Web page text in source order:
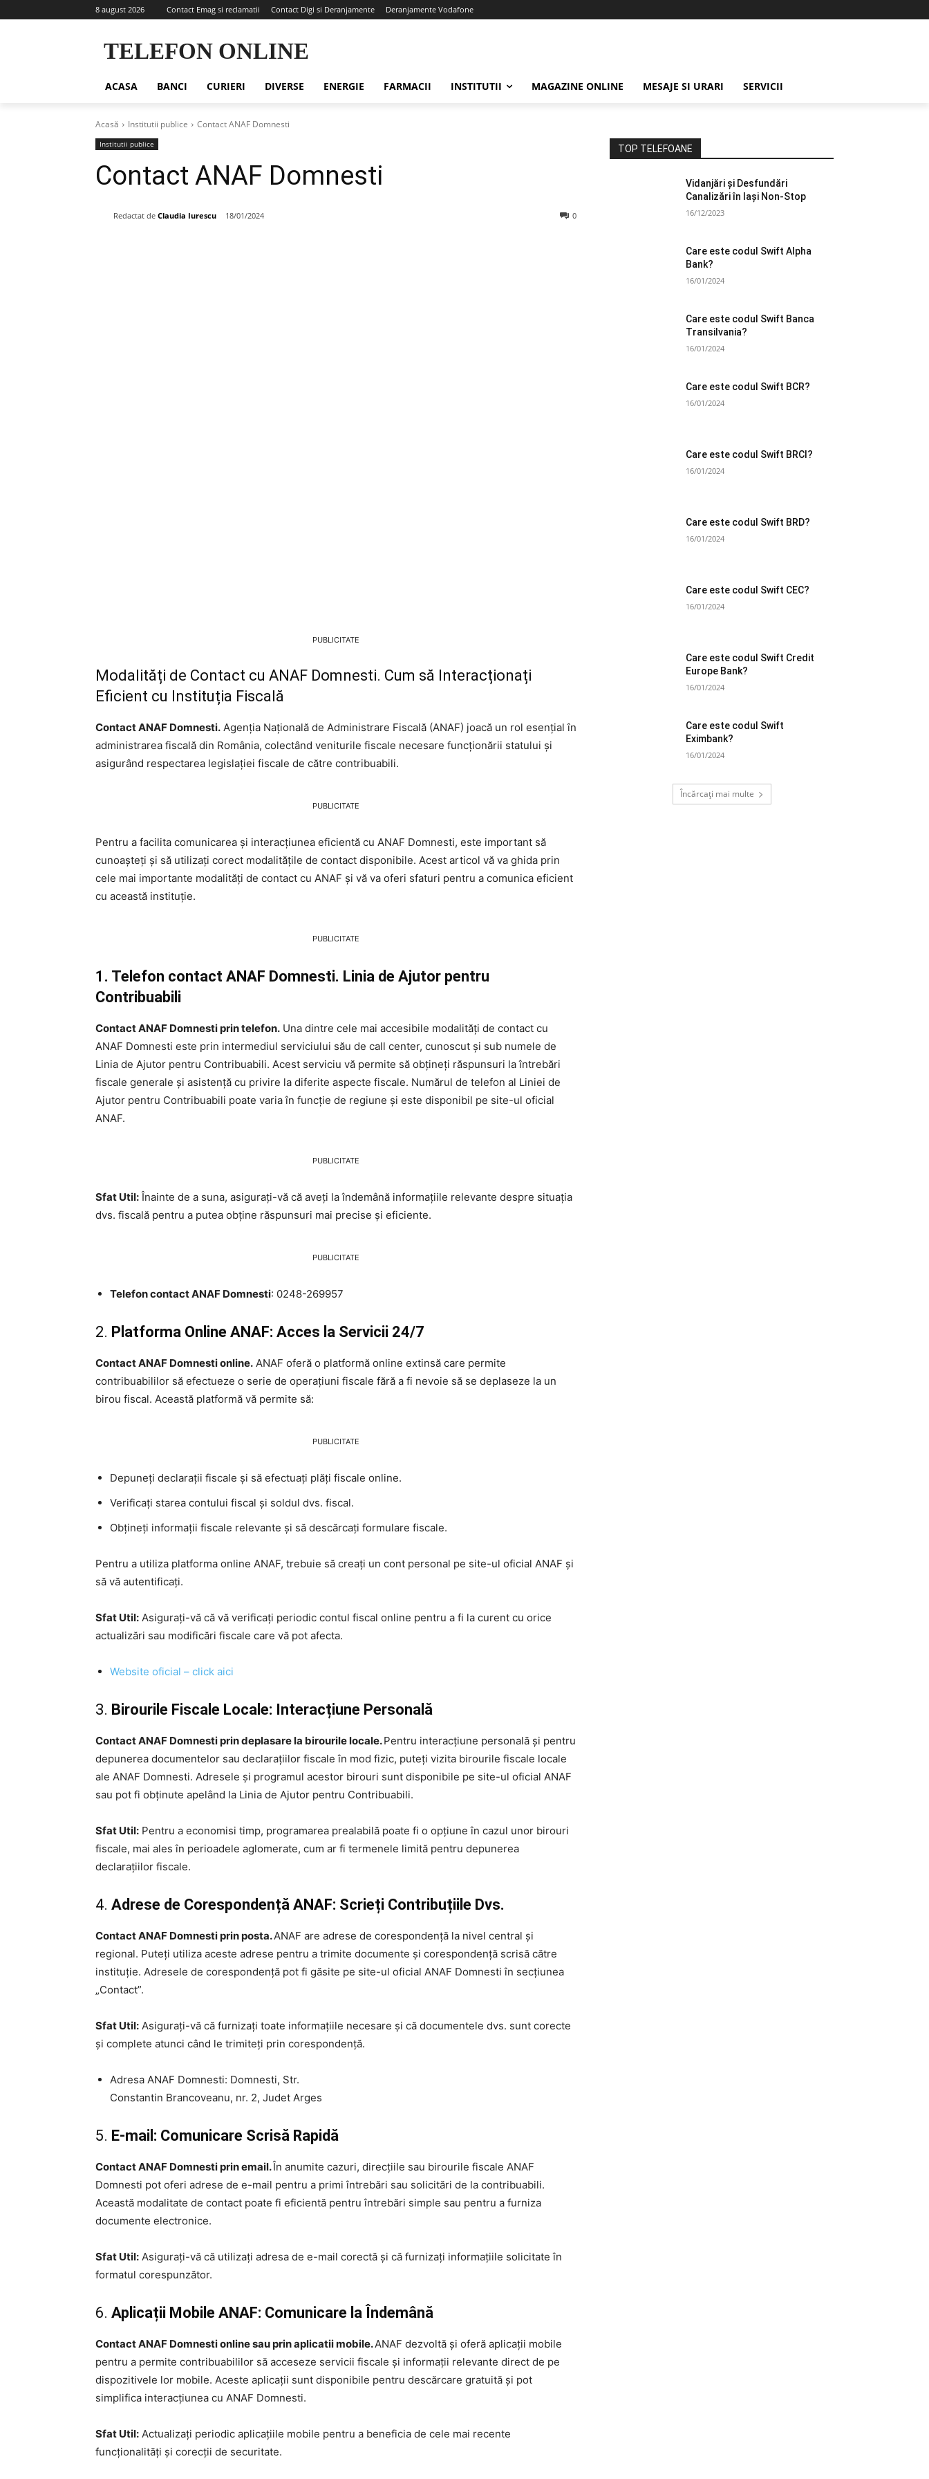
8 august 2026 Contact Emag si reclamatii Contact Digi si Deranjamente Deranjamente Vodafone
TELEFON ONLINE
ACASA BANCI CURIERI DIVERSE ENERGIE FARMACII INSTITUTII MAGAZINE ONLINE MESAJE SI URARI SERVICII
Acasă Institutii publice Contact ANAF Domnesti
Institutii publice
Contact ANAF Domnesti
Redactat de Claudia Iurescu 18/01/2024 0
PUBLICITATE
Modalități de Contact cu ANAF Domnesti. Cum să Interacționați
Eficient cu Instituția Fiscală
Contact ANAF Domnesti. Agenția Națională de Administrare Fiscală (ANAF) joacă un rol esențial în
administrarea fiscală din România, colectând veniturile fiscale necesare funcționării statului și
asigurând respectarea legislației fiscale de către contribuabili.
PUBLICITATE
Pentru a facilita comunicarea și interacțiunea eficientă cu ANAF Domnesti, este important să
cunoașteți și să utilizați corect modalitățile de contact disponibile. Acest articol vă va ghida prin
cele mai importante modalități de contact cu ANAF și vă va oferi sfaturi pentru a comunica eficient
cu această instituție.
PUBLICITATE
1. Telefon contact ANAF Domnesti. Linia de Ajutor pentru
Contribuabili
Contact ANAF Domnesti prin telefon. Una dintre cele mai accesibile modalități de contact cu
ANAF Domnesti este prin intermediul serviciului său de call center, cunoscut și sub numele de
Linia de Ajutor pentru Contribuabili. Acest serviciu vă permite să obțineți răspunsuri la întrebări
fiscale generale și asistență cu privire la diferite aspecte fiscale. Numărul de telefon al Liniei de
Ajutor pentru Contribuabili poate varia în funcție de regiune și este disponibil pe site-ul oficial
ANAF.
PUBLICITATE
Sfat Util: Înainte de a suna, asigurați-vă că aveți la îndemână informațiile relevante despre situația
dvs. fiscală pentru a putea obține răspunsuri mai precise și eficiente.
PUBLICITATE
Telefon contact ANAF Domnesti: 0248-269957
2. Platforma Online ANAF: Acces la Servicii 24/7
Contact ANAF Domnesti online. ANAF oferă o platformă online extinsă care permite
contribuabililor să efectueze o serie de operațiuni fiscale fără a fi nevoie să se deplaseze la un
birou fiscal. Această platformă vă permite să:
PUBLICITATE
Depuneți declarații fiscale și să efectuați plăți fiscale online.
Verificați starea contului fiscal și soldul dvs. fiscal.
Obțineți informații fiscale relevante și să descărcați formulare fiscale.
Pentru a utiliza platforma online ANAF, trebuie să creați un cont personal pe site-ul oficial ANAF și
să vă autentificați.
Sfat Util: Asigurați-vă că vă verificați periodic contul fiscal online pentru a fi la curent cu orice
actualizări sau modificări fiscale care vă pot afecta.
Website oficial – click aici
3. Birourile Fiscale Locale: Interacțiune Personală
Contact ANAF Domnesti prin deplasare la birourile locale.Pentru interacțiune personală și pentru
depunerea documentelor sau declarațiilor fiscale în mod fizic, puteți vizita birourile fiscale locale
ale ANAF Domnesti. Adresele și programul acestor birouri sunt disponibile pe site-ul oficial ANAF
sau pot fi obținute apelând la Linia de Ajutor pentru Contribuabili.
Sfat Util: Pentru a economisi timp, programarea prealabilă poate fi o opțiune în cazul unor birouri
fiscale, mai ales în perioadele aglomerate, cum ar fi termenele limită pentru depunerea
declarațiilor fiscale.
4. Adrese de Corespondență ANAF: Scrieți Contribuțiile Dvs.
Contact ANAF Domnesti prin posta.ANAF are adrese de corespondență la nivel central și
regional. Puteți utiliza aceste adrese pentru a trimite documente și corespondență scrisă către
instituție. Adresele de corespondență pot fi găsite pe site-ul oficial ANAF Domnesti în secțiunea
„Contact”.
Sfat Util: Asigurați-vă că furnizați toate informațiile necesare și că documentele dvs. sunt corecte
și complete atunci când le trimiteți prin corespondență.
Adresa ANAF Domnesti: Domnesti, Str.
Constantin Brancoveanu, nr. 2, Judet Arges
5. E-mail: Comunicare Scrisă Rapidă
Contact ANAF Domnesti prin email.În anumite cazuri, direcțiile sau birourile fiscale ANAF
Domnesti pot oferi adrese de e-mail pentru a primi întrebări sau solicitări de la contribuabili.
Această modalitate de contact poate fi eficientă pentru întrebări simple sau pentru a furniza
documente electronice.
Sfat Util: Asigurați-vă că utilizați adresa de e-mail corectă și că furnizați informațiile solicitate în
formatul corespunzător.
6. Aplicații Mobile ANAF: Comunicare la Îndemână
Contact ANAF Domnesti online sau prin aplicatii mobile.ANAF dezvoltă și oferă aplicații mobile
pentru a permite contribuabililor să acceseze servicii fiscale și informații relevante direct de pe
dispozitivele lor mobile. Aceste aplicații sunt disponibile pentru descărcare gratuită și pot
simplifica interacțiunea cu ANAF Domnesti.
Sfat Util: Actualizați periodic aplicațiile mobile pentru a beneficia de cele mai recente
funcționalități și corecții de securitate.
TOP TELEFOANE
Vidanjări și Desfundări
Canalizări în Iași Non-Stop
16/12/2023
Care este codul Swift Alpha
Bank?
16/01/2024
Care este codul Swift Banca
Transilvania?
16/01/2024
Care este codul Swift BCR?
16/01/2024
Care este codul Swift BRCI?
16/01/2024
Care este codul Swift BRD?
16/01/2024
Care este codul Swift CEC?
16/01/2024
Care este codul Swift Credit
Europe Bank?
16/01/2024
Care este codul Swift
Eximbank?
16/01/2024
Încărcați mai multe